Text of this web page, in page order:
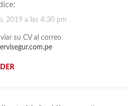
2019 a las 4:30 pm
su CV al correo